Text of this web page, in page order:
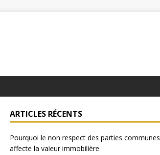
ARTICLES RÉCENTS
Pourquoi le non respect des parties communes
affecte la valeur immobilière